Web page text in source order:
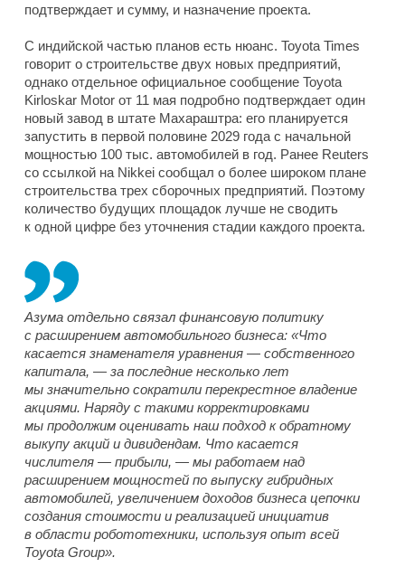
подтверждает и сумму, и назначение проекта.
С индийской частью планов есть нюанс. Toyota Times
говорит о строительстве двух новых предприятий,
однако отдельное официальное сообщение Toyota
Kirloskar Motor от 11 мая подробно подтверждает один
новый завод в штате Махараштра: его планируется
запустить в первой половине 2029 года с начальной
мощностью 100 тыс. автомобилей в год. Ранее Reuters
со ссылкой на Nikkei сообщал о более широком плане
строительства трех сборочных предприятий. Поэтому
количество будущих площадок лучше не сводить
к одной цифре без уточнения стадии каждого проекта.
Азума отдельно связал финансовую политику
с расширением автомобильного бизнеса: «Что
касается знаменателя уравнения — собственного
капитала, — за последние несколько лет
мы значительно сократили перекрестное владение
акциями. Наряду с такими корректировками
мы продолжим оценивать наш подход к обратному
выкупу акций и дивидендам. Что касается
числителя — прибыли, — мы работаем над
расширением мощностей по выпуску гибридных
автомобилей, увеличением доходов бизнеса цепочки
создания стоимости и реализацией инициатив
в области робототехники, используя опыт всей
Toyota Group».